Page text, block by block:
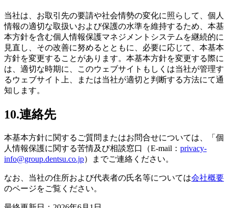
当社は、お取引先の要請や社会情勢の変化に照らして、個人
情報の適切な取扱いおよび保護の水準を維持するため、本基
本方針を含む個人情報保護マネジメントシステムを継続的に
見直し、その改善に努めるとともに、必要に応じて、本基本
方針を変更することがあります。本基本方針を変更する際に
は、適切な時期に、このウェブサイトもしくは当社が管理す
るウェブサイト上、または当社が適切と判断する方法にて通
知します。
10.連絡先
本基本方針に関するご質問またはお問合せについては、「個
人情報保護に関する苦情及び相談窓口（E-mail： privacy-
info@group.dentsu.co.jp）までご連絡ください。
なお、当社の住所および代表者の氏名等については会社概要
のページをご覧ください。